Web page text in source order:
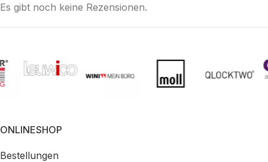
Es gibt noch keine Rezensionen.
ONLINESHOP
Bestellungen